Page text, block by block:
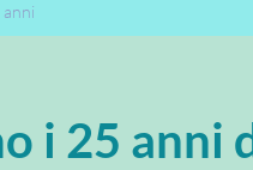
anni
i 25 anni